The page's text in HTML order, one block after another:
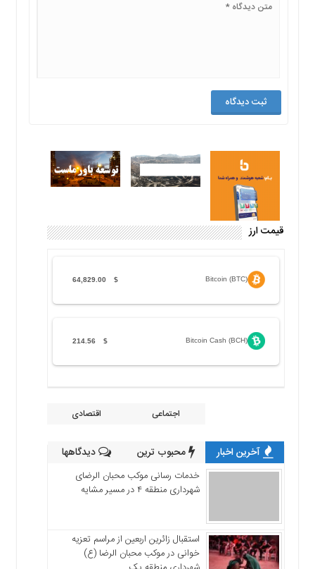
قیمت ارز
Bitcoin (BTC)
$
64,829.00
Bitcoin Cash (BCH)
$
214.56
اجتماعی اقتصادی
آخرین اخبار محبوب ترین دیدگاهها
خدمات رسانی موکب محبان الرضای
شهرداری منطقه ۴ در مسیر مشایه
استقبال زائرین اربعین از مراسم تعزیه
خوانی در موکب محبان الرضا (ع)